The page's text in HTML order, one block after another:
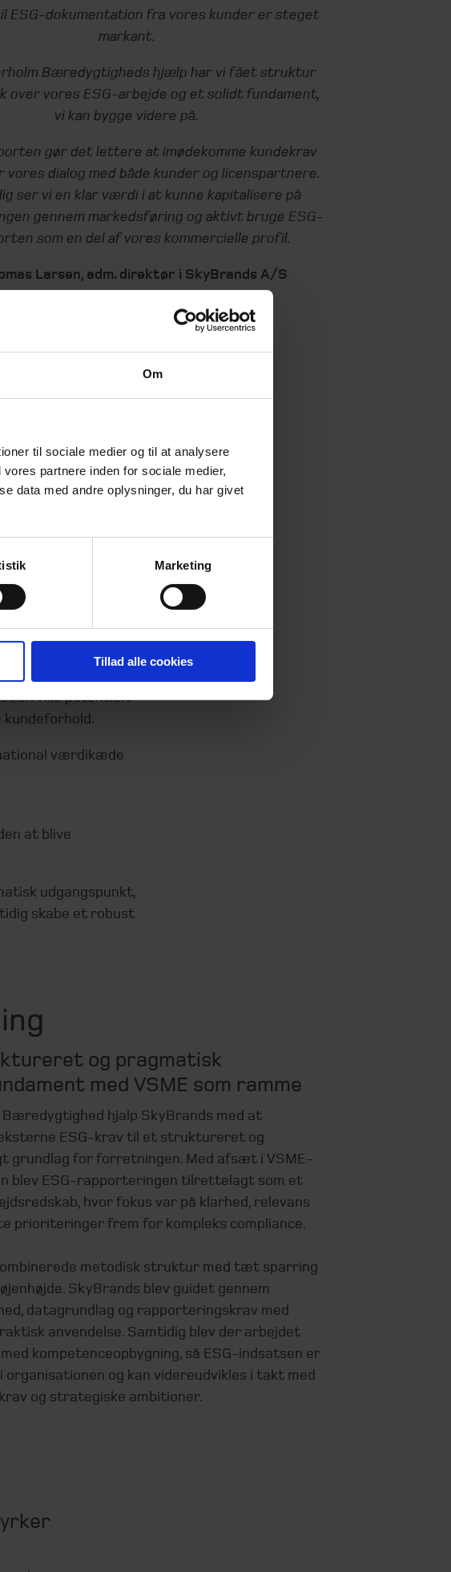
Om
til sociale medier og til at analysere
partnere inden for sociale medier,
data med andre oplysninger, du har givet
Marketing
Tillad alle cookies
ESG-dokumentation fra vores kunder er steget
markant.
Bæredygtigheds hjælp har vi fået struktur
over vores ESG-arbejde og et solidt fundament,
vi kan bygge videre på.
gør det lettere at imødekomme kundekrav
vores dialog med både kunder og licenspartnere.
ser vi en klar værdi i at kunne kapitalisere på
gennem markedsføring og aktivt bruge ESG-
som en del af vores kommercielle profil.
Larsen, adm. direktør i SkyBrands A/S
drevet af
er både blevet
til data,
sociale forhold og
ville potentielt
værdikæde
at blive
udgangspunkt,
skabe et robust
og pragmatisk
med VSME som ramme
Bæredygtighed hjalp SkyBrands med at
ESG-krav til et struktureret og
grundlag for forretningen. Med afsæt i VSME-
blev ESG-rapporteringen tilrettelagt som et
hvor fokus var på klarhed, relevans
prioriteringer frem for kompleks compliance.
metodisk struktur med tæt sparring
SkyBrands blev guidet gennem
datagrundlag og rapporteringskrav med
anvendelse. Samtidig blev der arbejdet
kompetenceopbygning, så ESG-indsatsen er
og kan videreudvikles i takt med
og strategiske ambitioner.